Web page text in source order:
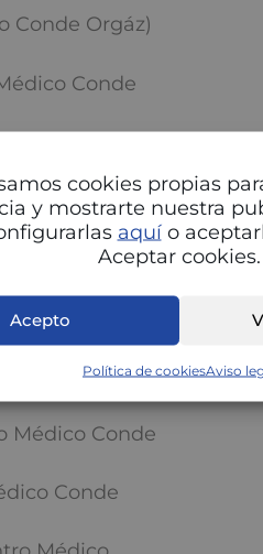
cookies propias
y mostrarte nuestra
aquío
Aceptar cookies.
Acepto
Política de cookiesAviso
Conde Orgáz)
Conde
Conde
Conde
Médico Conde
Conde
Conde
Médico Conde
Conde